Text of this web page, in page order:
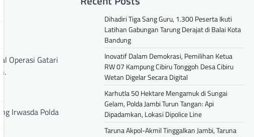
Operasi Gatari
Irwasda Polda
Dihadiri Tiga Sang Guru, 1.300 Peserta Ikuti
Latihan Gabungan Tarung Derajat di Balai Kota
Bandung
Inovatif Dalam Demokrasi, Pemilihan Ketua
RW 07 Kampung Cibiru Tonggoh Desa Cibiru
Wetan Digelar Secara Digital
Karhutla 50 Hektare Mengamuk di Sungai
Gelam, Polda Jambi Turun Tangan: Api
Dipadamkan, Lokasi Dipolice Line
Taruna Akpol-Akmil Tinggalkan Jambi, Taruna